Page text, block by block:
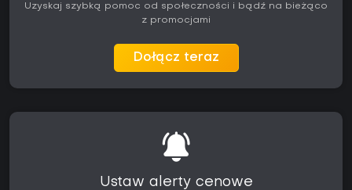
Uzyskaj szybką pomoc od społeczności i bądź na bieżąco
z promocjami
Dołącz teraz
Ustaw alerty cenowe